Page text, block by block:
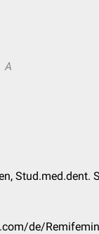
A
Stud.med.dent.
de/